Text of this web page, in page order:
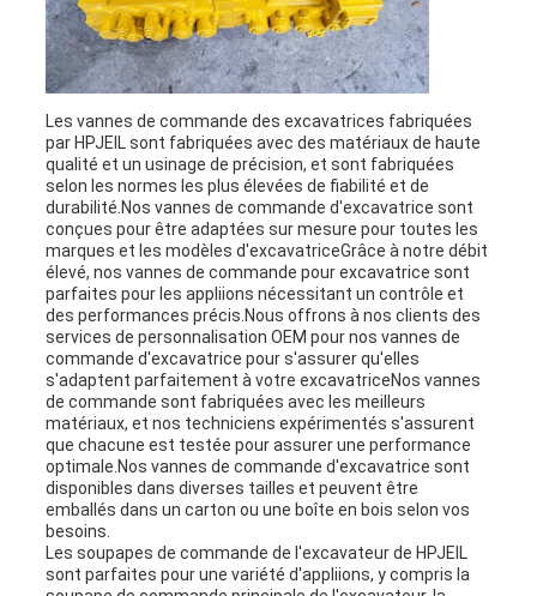
Les vannes de commande des excavatrices fabriquées
par HPJEIL sont fabriquées avec des matériaux de haute
qualité et un usinage de précision, et sont fabriquées
selon les normes les plus élevées de fiabilité et de
durabilité.Nos vannes de commande d'excavatrice sont
conçues pour être adaptées sur mesure pour toutes les
marques et les modèles d'excavatriceGrâce à notre débit
élevé, nos vannes de commande pour excavatrice sont
parfaites pour les appliions nécessitant un contrôle et
des performances précis.Nous offrons à nos clients des
services de personnalisation OEM pour nos vannes de
commande d'excavatrice pour s'assurer qu'elles
s'adaptent parfaitement à votre excavatriceNos vannes
de commande sont fabriquées avec les meilleurs
matériaux, et nos techniciens expérimentés s'assurent
que chacune est testée pour assurer une performance
optimale.Nos vannes de commande d'excavatrice sont
disponibles dans diverses tailles et peuvent être
emballés dans un carton ou une boîte en bois selon vos
besoins.
Les soupapes de commande de l'excavateur de HPJEIL
sont parfaites pour une variété d'appliions, y compris la